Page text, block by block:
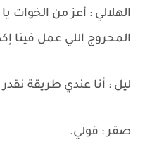
الهلالي : أعز من الخوات
المحروج اللي عمل فينا
ليل : أنا عندي طريقة
صقر : قولي.